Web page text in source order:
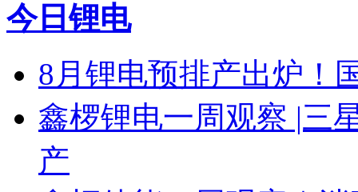
今日锂电
8月锂电预排产出炉！
鑫椤锂电一周观察 |三
产